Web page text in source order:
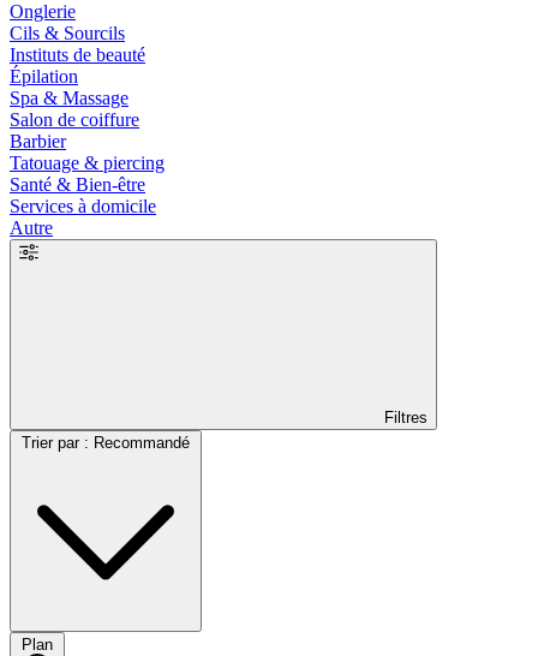
Onglerie
Cils & Sourcils
Instituts de beauté
Épilation
Spa & Massage
Salon de coiffure
Barbier
Tatouage & piercing
Santé & Bien-être
Services à domicile
Autre
Filtres